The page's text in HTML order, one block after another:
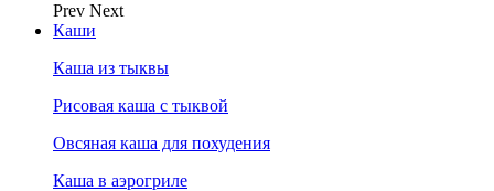
Prev Next
Каши
Каша из тыквы
Рисовая каша с тыквой
Овсяная каша для похудения
Каша в аэрогриле